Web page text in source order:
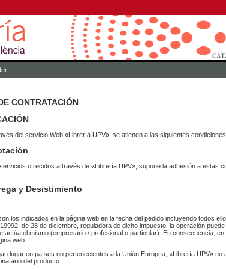
CONTRATACIÓN
del servicio Web «Librería UPV», se atienen a las siguientes
ofrecidos a través de «Librería UPV», supone la adhesión a estas
y Desistimiento
los indicados en la página web en la fecha del pedido incluyendo todos
de 28 de diciembre, reguladora de dicho impuesto, la operación
actúa el mismo (empresario / profesional o particular). En consecuencia,
web.
lugar en países no pertenecientes a la Unión Europea, «Librería UPV»
del producto.